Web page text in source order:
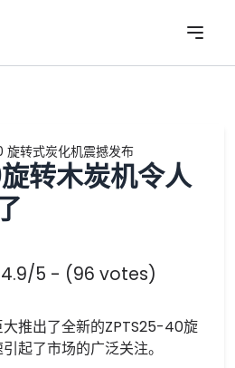
旋转式炭化机震撼发布
转木炭机令人
4.9/5 - (96 votes)
推出了全新的ZPTS25-40旋
起了市场的广泛关注。